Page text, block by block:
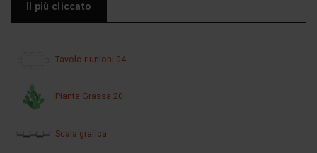
Il più cliccato
Tavolo riunioni 04
Pianta Grassa 20
Scala grafica